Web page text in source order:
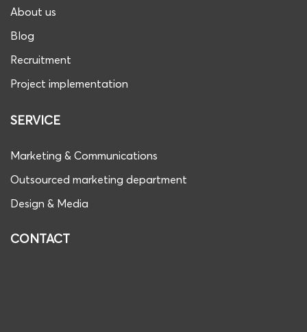
About us
Blog
Recruitment
Project implementation
SERVICE
Marketing & Communications
Outsourced marketing department
Design & Media
CONTACT